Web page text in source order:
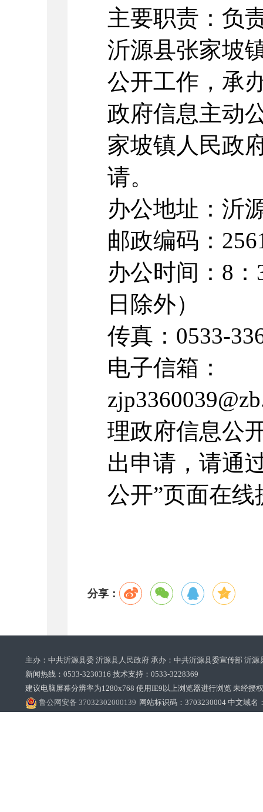
主要职责：负
沂源县张家坡
公开工作，承
政府信息主动
家坡镇人民政
请。
办公地址：沂
邮政编码：
办公时间：8：
日除外）
传真：0533-
电子信箱：
理政府信息公
出申请，请通
公开”页面在线
分享：
主办：中共沂源县委 沂源县人民政府 承办：中共沂源县委宣传部 沂
新闻热线：0533-3230316 技术支持：0533-3228369‌‌
建议电脑屏幕分辨率为1280x768 使用IE9以上浏览器进行浏览 未经授
鲁公网安备 37032302000139 网站标识码：3703230004 中文域名